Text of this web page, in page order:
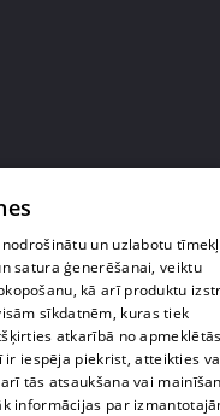
00:24:31
neko lieku
un uzlabotu
satura ģenerēšanai, veiktu
kā arī produktu
sīkdatnēm, kuras tiek
atkarībā no
iespēja piekrist, atteikties
tās atsaukšana vai
informācijas par